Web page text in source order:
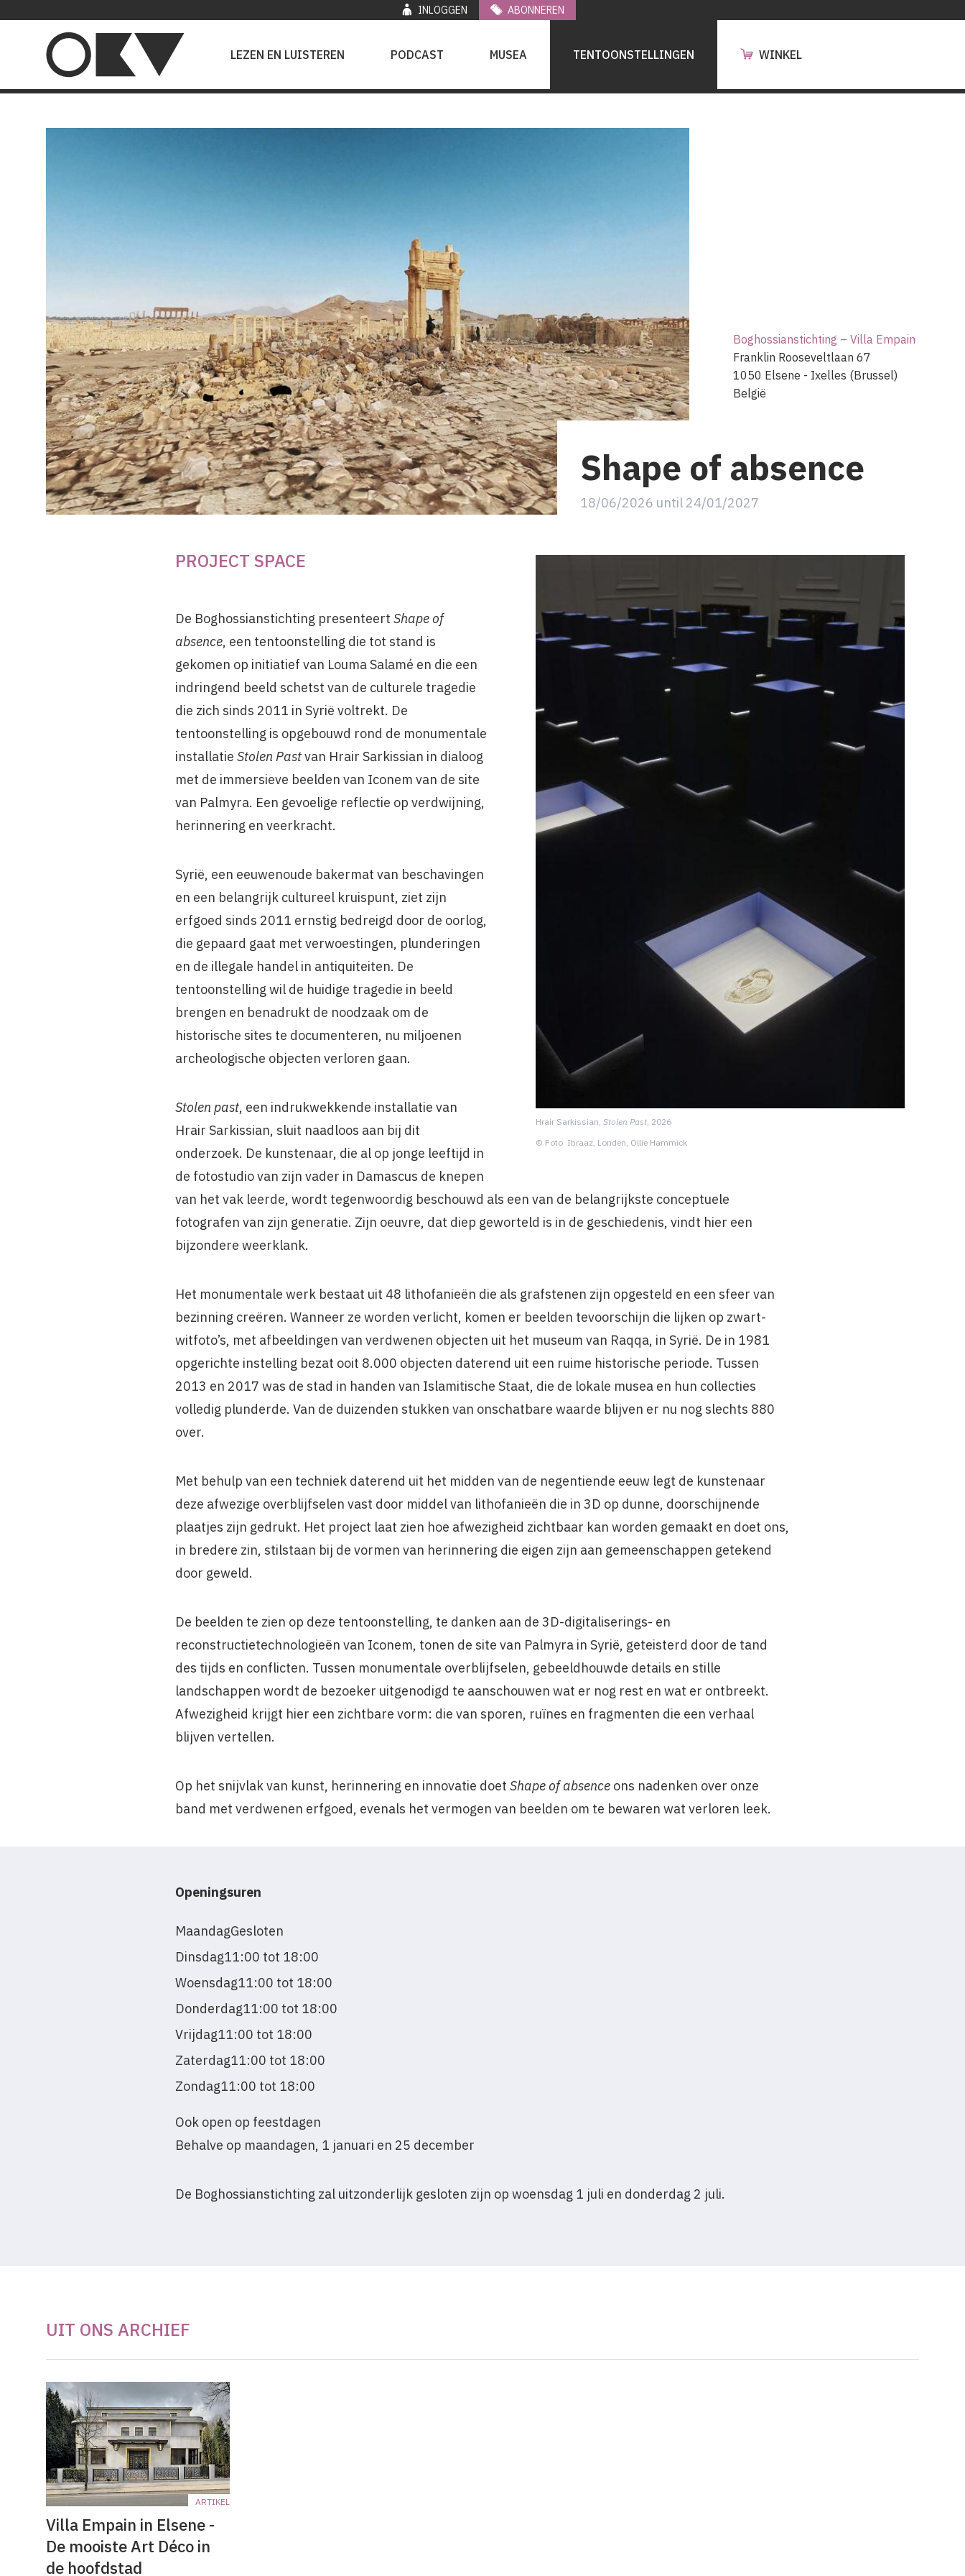
INLOGGEN ABONNEREN
navigation
LEZEN EN LUISTEREN PODCAST MUSEA TENTOONSTELLINGEN WINKEL
Shape of absence
18/06/2026 until 24/01/2027
Boghossianstichting – Villa Empain
Franklin Rooseveltlaan 67
1050 Elsene - Ixelles (Brussel)
België
Hrair Sarkissian,Stolen Past , 2026
© Foto Ibraaz, Londen, Ollie Hammick
PROJECT SPACE
De Boghossianstichting presenteert Shape of
absence, een tentoonstelling die tot stand is
gekomen op initiatief van Louma Salamé en die een
indringend beeld schetst van de culturele tragedie
die zich sinds 2011 in Syrië voltrekt. De
tentoonstelling is opgebouwd rond de monumentale
installatie Stolen Pastvan Hrair Sarkissian in dialoog
met de immersieve beelden van Iconem van de site
van Palmyra. Een gevoelige reflectie op verdwijning,
herinnering en veerkracht.
Syrië, een eeuwenoude bakermat van beschavingen
en een belangrijk cultureel kruispunt, ziet zijn
erfgoed sinds 2011 ernstig bedreigd door de oorlog,
die gepaard gaat met verwoestingen, plunderingen
en de illegale handel in antiquiteiten. De
tentoonstelling wil de huidige tragedie in beeld
brengen en benadrukt de noodzaak om de
historische sites te documenteren, nu miljoenen
archeologische objecten verloren gaan.
Stolen past, een indrukwekkende installatie van
Hrair Sarkissian, sluit naadloos aan bij dit
onderzoek. De kunstenaar, die al op jonge leeftijd in
de fotostudio van zijn vader in Damascus de knepen
van het vak leerde, wordt tegenwoordig beschouwd als een van de belangrijkste conceptuele
fotografen van zijn generatie. Zijn oeuvre, dat diep geworteld is in de geschiedenis, vindt hier een
bijzondere weerklank.
Het monumentale werk bestaat uit 48 lithofanieën die als grafstenen zijn opgesteld en een sfeer van
bezinning creëren. Wanneer ze worden verlicht, komen er beelden tevoorschijn die lijken op zwart-
witfoto’s, met afbeeldingen van verdwenen objecten uit het museum van Raqqa, in Syrië. De in 1981
opgerichte instelling bezat ooit 8.000 objecten daterend uit een ruime historische periode. Tussen
2013 en 2017 was de stad in handen van Islamitische Staat, die de lokale musea en hun collecties
volledig plunderde. Van de duizenden stukken van onschatbare waarde blijven er nu nog slechts 880
over.
Met behulp van een techniek daterend uit het midden van de negentiende eeuw legt de kunstenaar
deze afwezige overblijfselen vast door middel van lithofanieën die in 3D op dunne, doorschijnende
plaatjes zijn gedrukt. Het project laat zien hoe afwezigheid zichtbaar kan worden gemaakt en doet ons,
in bredere zin, stilstaan bij de vormen van herinnering die eigen zijn aan gemeenschappen getekend
door geweld.
De beelden te zien op deze tentoonstelling, te danken aan de 3D-digitaliserings- en
reconstructietechnologieën van Iconem, tonen de site van Palmyra in Syrië, geteisterd door de tand
des tijds en conflicten. Tussen monumentale overblijfselen, gebeeldhouwde details en stille
landschappen wordt de bezoeker uitgenodigd te aanschouwen wat er nog rest en wat er ontbreekt.
Afwezigheid krijgt hier een zichtbare vorm: die van sporen, ruïnes en fragmenten die een verhaal
blijven vertellen.
Op het snijvlak van kunst, herinnering en innovatie doet Shape of absence ons nadenken over onze
band met verdwenen erfgoed, evenals het vermogen van beelden om te bewaren wat verloren leek.
Openingsuren
MaandagGesloten
Dinsdag11:00 tot 18:00
Woensdag11:00 tot 18:00
Donderdag11:00 tot 18:00
Vrijdag11:00 tot 18:00
Zaterdag11:00 tot 18:00
Zondag11:00 tot 18:00
Ook open op feestdagen
Behalve op maandagen, 1 januari en 25 december
De Boghossianstichting zal uitzonderlijk gesloten zijn op woensdag 1 juli en donderdag 2 juli.
UIT ONS ARCHIEF
ARTIKEL
Villa Empain in Elsene -
De mooiste Art Déco in
de hoofdstad